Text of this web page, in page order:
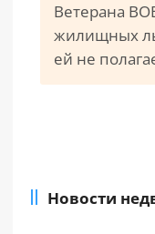
Ветерана
жилищных
ей не
Новости